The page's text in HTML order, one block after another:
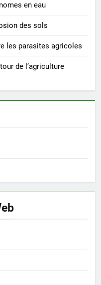
en eau
des sols
les parasites agricoles
de l’agriculture